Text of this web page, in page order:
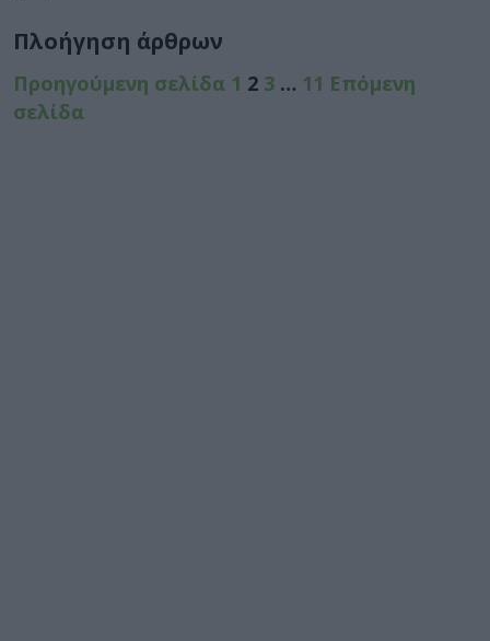
Πλοήγηση άρθρων
Προηγούμενη σελίδα 1 2 3 … 11 Επόμενη
σελίδα